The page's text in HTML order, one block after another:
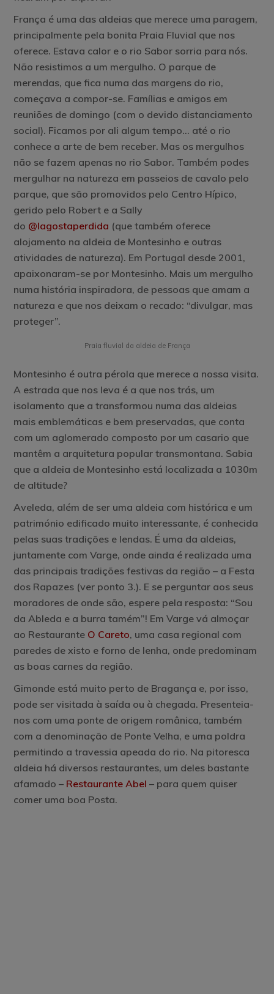
França é uma das aldeias que merece uma paragem,
principalmente pela bonita Praia Fluvial que nos
oferece. Estava calor e o rio Sabor sorria para nós.
Não resistimos a um mergulho. O parque de
merendas, que fica numa das margens do rio,
começava a compor-se. Famílias e amigos em
reuniões de domingo (com o devido distanciamento
social). Ficamos por ali algum tempo… até o rio
conhece a arte de bem receber. Mas os mergulhos
não se fazem apenas no rio Sabor. Também podes
mergulhar na natureza em passeios de cavalo pelo
parque, que são promovidos pelo Centro Hípico,
gerido pelo Robert e a Sally
do @lagostaperdida (que também oferece
alojamento na aldeia de Montesinho e outras
atividades de natureza). Em Portugal desde 2001,
apaixonaram-se por Montesinho. Mais um mergulho
numa história inspiradora, de pessoas que amam a
natureza e que nos deixam o recado: “divulgar, mas
proteger”.
Praia fluvial da aldeia de França
Montesinho é outra pérola que merece a nossa visita.
A estrada que nos leva é a que nos trás, um
isolamento que a transformou numa das aldeias
mais emblemáticas e bem preservadas, que conta
com um aglomerado composto por um casario que
mantêm a arquitetura popular transmontana. Sabia
que a aldeia de Montesinho está localizada a 1030m
de altitude?
Aveleda, além de ser uma aldeia com histórica e um
património edificado muito interessante, é conhecida
pelas suas tradições e lendas. É uma da aldeias,
juntamente com Varge, onde ainda é realizada uma
das principais tradições festivas da região – a Festa
dos Rapazes (ver ponto 3.). E se perguntar aos seus
moradores de onde são, espere pela resposta: “Sou
da Ableda e a burra tamém”! Em Varge vá almoçar
ao Restaurante O Careto, uma casa regional com
paredes de xisto e forno de lenha, onde predominam
as boas carnes da região.
Gimonde está muito perto de Bragança e, por isso,
pode ser visitada à saída ou à chegada. Presenteia-
nos com uma ponte de origem românica, também
com a denominação de Ponte Velha, e uma poldra
permitindo a travessia apeada do rio. Na pitoresca
aldeia há diversos restaurantes, um deles bastante
afamado – Restaurante Abel– para quem quiser
comer uma boa Posta.